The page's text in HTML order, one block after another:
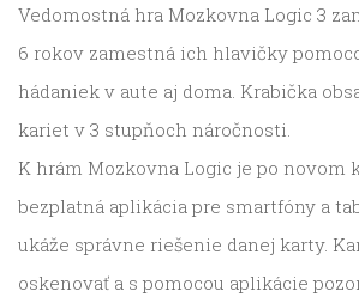
Vedomostná hra Mozkovna Logic 3
6 rokov zamestná ich hlavičky
hádaniek v aute aj doma. Krabička
kariet v 3 stupňoch náročnosti.
K hrám Mozkovna Logic je po novom
bezplatná aplikácia pre smartfóny a
ukáže správne riešenie danej karty.
oskenovať a s pomocou aplikácie